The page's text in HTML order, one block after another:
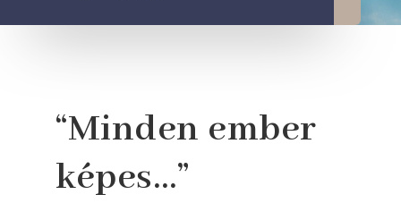
“Minden ember
képes…”